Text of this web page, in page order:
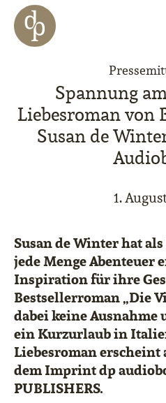
Zum Haupt-Inhalt springen
Zur Navigation springen
Zur Website-Suche springen
Spannung
Liebesroman von
Susan de
1.
Susan de Winter hat
jede Menge Abenteuer
Inspiration für ihre
Bestsellerroman „Die
dabei keine
ein Kurzurlaub in
Liebesroman
dem Imprint dp
PUBLISHERS.